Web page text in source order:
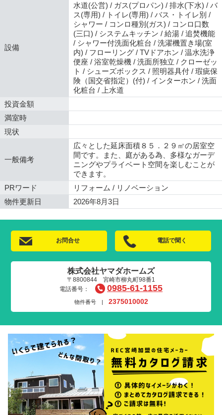
設備
水道(公営) / ガス(プロパン) / 排水(下水) / バ
ス(専用) / トイレ(専用) / バス・トイレ別 /
シャワー / コンロ種別(ガス) / コンロ口数
(三口) / システムキッチン / 給湯 / 追焚機能
/ シャワー付洗面化粧台 / 洗濯機置き場(室
内) / フローリング / TVドアホン / 温水洗浄
便座 / 浴室乾燥機 / 洗面所独立 / クローゼッ
ト / シューズボックス / 照明器具付 / 瑕疵保
険（国交省指定）(付) / インターホン / 洗面
化粧台 / 上水道
投資金額
満室時
現状
一般備考
広々とした延床面積８５．２９㎡の居室空
間です。また、庭がある為、多様なガーデ
ニングやプライベート空間を楽しむことが
できます。
PRワード
リフォーム / リノベーション
物件更新日
2026年8月3日
お問合せ 電話で聞く
株式会社ヤマダホームズ
〒8800844 宮崎市柳丸町98番1
電話番号：
0985-61-1155
物件番号 | 2375010002